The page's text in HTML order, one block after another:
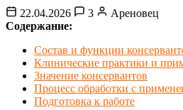
22.04.2026 3
Ареновец
Содержание:
Состав и функции
Клинические практики и
Значение консервантов
Процесс обработки с
Подготовка к работе